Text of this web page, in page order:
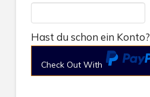
Hast du schon ein Konto?
Check Out With
PayPal